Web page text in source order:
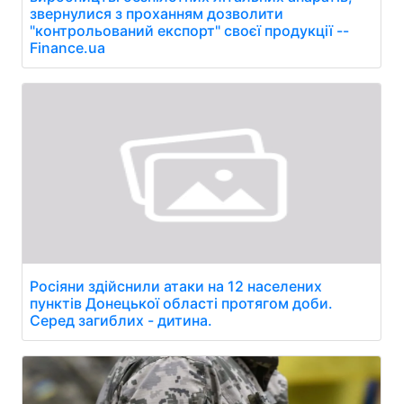
звернулися з проханням дозволити
"контрольований експорт" своєї продукції --
Finance.ua
Росіяни здійснили атаки на 12 населених
пунктів Донецької області протягом доби.
Серед загиблих - дитина.